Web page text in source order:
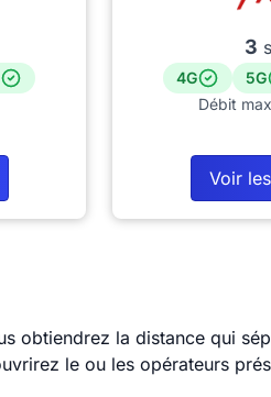
3
4G 5G
Débit
Voir
obtiendrez la distance qui
le ou les opérateurs